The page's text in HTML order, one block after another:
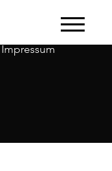
Impressum